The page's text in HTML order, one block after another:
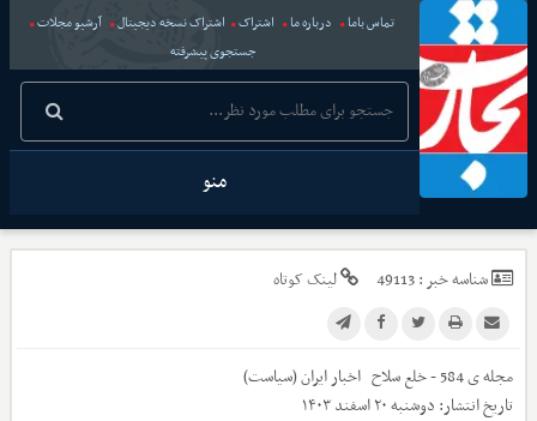
تماس باما درباره ما اشتراک اشتراک نسخه دیجیتال
آرشیو مجلات
جستجوی پیشرفته
منو
شناسه خبر :49113 لینک کوتاه
مجله ی 584 - خلع سلاح اخبارایران (سیاست)
تاریخ انتشار: دوشنبه ۲۰ اسفند ۱۴۰۳